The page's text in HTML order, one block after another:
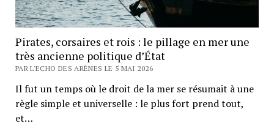
Pirates, corsaires et rois : le pillage en mer une
très ancienne politique d’État
PAR L'ECHO DES ARÈNES LE 5 MAI 2026
Il fut un temps où le droit de la mer se résumait à une
règle simple et universelle : le plus fort prend tout,
et…